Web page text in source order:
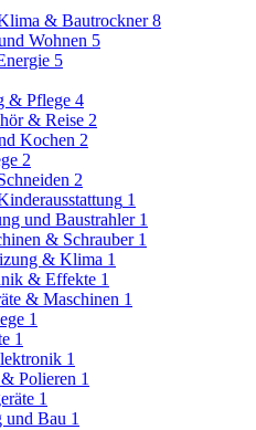
& Bautrockner 8
Wohnen 5
5
& Pflege 4
& Reise 2
Kochen 2
2
2
1
und Baustrahler 1
& Schrauber 1
& Klima 1
& Effekte 1
& Maschinen 1
1
1
1
Polieren 1
1
und Bau 1